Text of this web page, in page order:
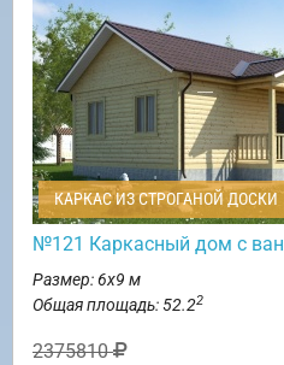
КАРКАС ИЗ СТРОГАНОЙ ДОСКИ
№121 Каркасный дом с
Размер: 6х9 м
Общая площадь: 52.22
2375810